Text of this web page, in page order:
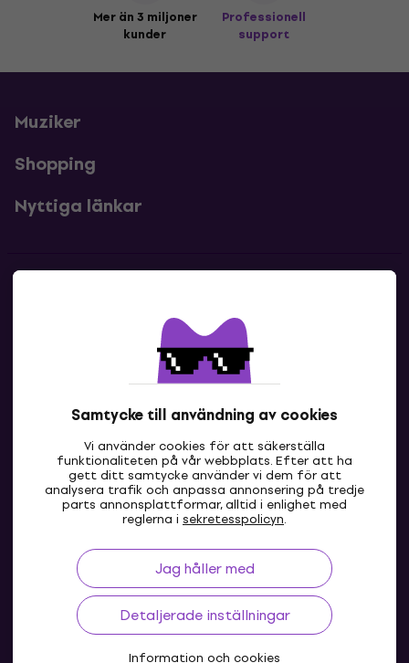
Samtycke till användning av cookies
Vi använder cookies för att säkerställa
funktionaliteten på vår webbplats. Efter att ha
gett ditt samtycke använder vi dem för att
analysera trafik och anpassa annonsering på tredje
parts annonsplattformar, alltid i enlighet med
reglerna i sekretesspolicyn.
Jag håller med
Detaljerade inställningar
Information och cookies
Mer än 3 miljoner
kunder
Professionell
support
Muziker
Shopping
Nyttiga länkar
Kontakta oss
SE